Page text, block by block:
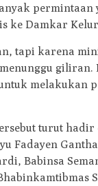
permintaan
ke Damkar
tapi karena
giliran.
melakukan
turut
Fadayen
Babinsa